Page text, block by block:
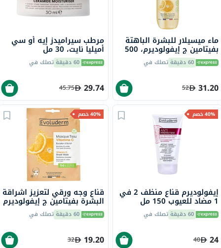
ماء ميسيلار للبشرة الباهتة
بفيتامين ج إيفولوديرم، 500
مل 60 دقيقة تصلك في
31.20
52
مرطب سيراميدز إيه أو سي
أميليا نايت، 30 مل
60 دقيقة تصلك في
29.74
45.75
40% خصم
إيفولوديرم قناع منظف 2 في
1 مضاد للعيوب 150 مل
17323 60 دقيقة تصلك في
24
40
40% خصم
قناع وجه ورقي لتعزيز اشراقة
البشرة بفيتامين ج إيفولوديرم
60 دقيقة تصلك في
19.20
32